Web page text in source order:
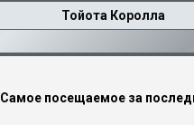
Тойота Королла
Самое посещаемое за